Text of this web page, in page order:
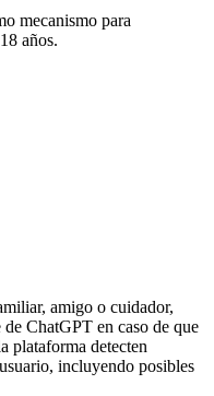
mecanismo para
años.
amigo o cuidador,
ChatGPT en caso de que
plataforma detecten
incluyendo posibles